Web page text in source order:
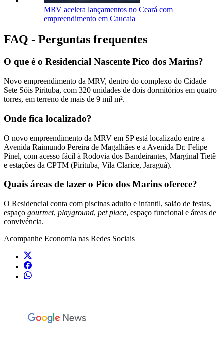
MRV acelera lançamentos no Ceará com
empreendimento em Caucaia
FAQ - Perguntas frequentes
O que é o Residencial Nascente Pico dos Marins?
Novo empreendimento da MRV, dentro do complexo do Cidade
Sete Sóis Pirituba, com 320 unidades de dois dormitórios em quatro
torres, em terreno de mais de 9 mil m².
Onde fica localizado?
O novo empreendimento da MRV em SP está localizado entre a
Avenida Raimundo Pereira de Magalhães e a Avenida Dr. Felipe
Pinel, com acesso fácil à Rodovia dos Bandeirantes, Marginal Tietê
e estações da CPTM (Pirituba, Vila Clarice, Jaraguá).
Quais áreas de lazer o Pico dos Marins oferece?
O Residencial conta com piscinas adulto e infantil, salão de festas,
espaço gourmet, playground, pet place, espaço funcional e áreas de
convivéncia.
Acompanhe Economia nas Redes Sociais